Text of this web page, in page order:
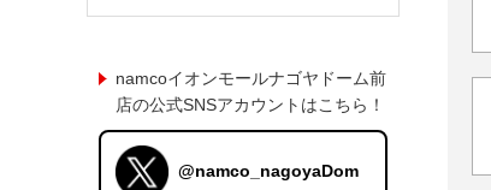
namcoイオンモールナゴヤドーム前
店の公式SNSアカウントはこちら！
@namco_nagoyaDom